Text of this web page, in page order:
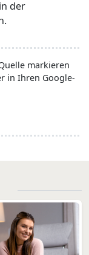
der
markieren
in Ihren Google-